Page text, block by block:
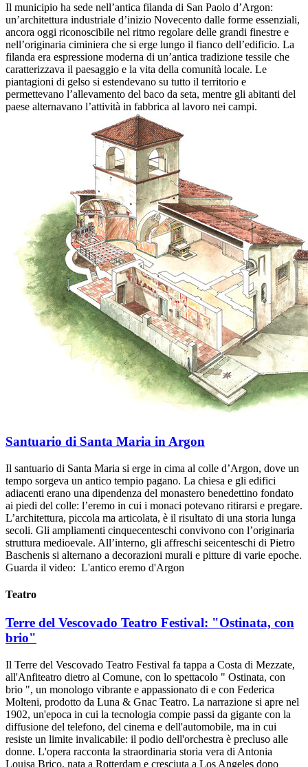
Il municipio ha sede nell’antica filanda di San Paolo d’Argon:
un’architettura industriale d’inizio Novecento dalle forme essenziali,
ancora oggi riconoscibile nel ritmo regolare delle grandi finestre e
nell’originaria ciminiera che si erge lungo il fianco dell’edificio. La
filanda era espressione moderna di un’antica tradizione tessile che
caratterizzava il paesaggio e la vita della comunità locale. Le
piantagioni di gelso si estendevano su tutto il territorio e
permettevano l’allevamento del baco da seta, mentre gli abitanti del
paese alternavano l’attività in fabbrica al lavoro nei campi.
Santuario di Santa Maria in Argon
Il santuario di Santa Maria si erge in cima al colle d’Argon, dove un
tempo sorgeva un antico tempio pagano. La chiesa e gli edifici
adiacenti erano una dipendenza del monastero benedettino fondato
ai piedi del colle: l’eremo in cui i monaci potevano ritirarsi e pregare.
L’architettura, piccola ma articolata, è il risultato di una storia lunga
secoli. Gli ampliamenti cinquecenteschi convivono con l’originaria
struttura medioevale. All’interno, gli affreschi seicenteschi di Pietro
Baschenis si alternano a decorazioni murali e pitture di varie epoche.
Guarda il video: L'antico eremo d'Argon
Teatro
Terre del Vescovado Teatro Festival: "Ostinata, con
brio"
Il Terre del Vescovado Teatro Festival fa tappa a Costa di Mezzate,
all'Anfiteatro dietro al Comune, con lo spettacolo " Ostinata, con
brio ", un monologo vibrante e appassionato di e con Federica
Molteni, prodotto da Luna & Gnac Teatro. La narrazione si apre nel
1902, un'epoca in cui la tecnologia compie passi da gigante con la
diffusione del telefono, del cinema e dell'automobile, ma in cui
resiste un limite invalicabile: il podio dell'orchestra è precluso alle
donne. L'opera racconta la straordinaria storia vera di Antonia
Louisa Brico, nata a Rotterdam e cresciuta a Los Angeles dopo